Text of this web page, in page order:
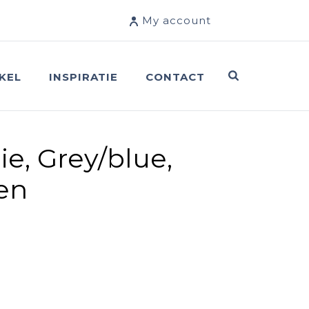
My account
INSPIRATIE CONTACT
Grey/blue,